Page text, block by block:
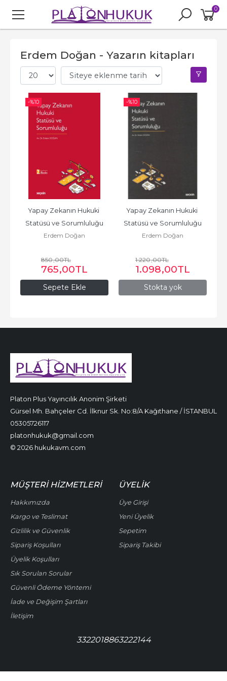
0
Erdem Doğan - Yazarın kitapları
-%10
Sepete Ekle
Yapay Zekanın Hukuki
Statüsü ve Sorumluluğu
Erdem Doğan
850,00TL
765,00TL
-%10
Stokta yok
Yapay Zekanın Hukuki
Statüsü ve Sorumluluğu
Erdem Doğan
1.220,00TL
1.098,00TL
Platon Plus Yayıncılık Anonim Şirketi
Gürsel Mh. Bahçeler Cd. İlknur Sk. No:8/A Kağıthane / İSTANBUL
05305726117
platonhukuk@gmail.com
© 2026 hukukavm.com
MÜŞTERI HIZMETLERI
Hakkımızda
Kargo ve Teslimat
Gizlilik ve Güvenlik
Sipariş Koşulları
Üyelik Koşulları
Sık Sorulan Sorular
Güvenli Ödeme Yöntemi
İade ve Değişim Şartları
İletişim
ÜYELIK
Üye Girişi
Yeni Üyelik
Sepetim
Sipariş Takibi
3322018863222144